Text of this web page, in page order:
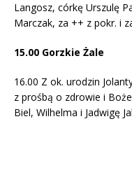
Langosz, córkę Urszulę
Marczak, za ++ z pokr. i
15.00 Gorzkie Żale
16.00 Z ok. urodzin
z prośbą o zdrowie i
Biel, Wilhelma i Jadwigę